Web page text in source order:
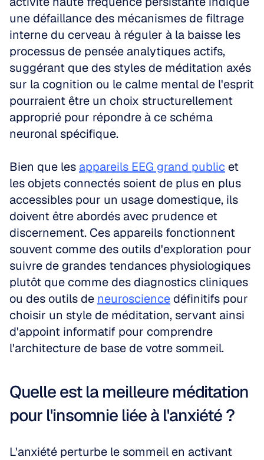
une défaillance des mécanismes de filtrage
interne du cerveau à réguler à la baisse les
processus de pensée analytiques actifs,
suggérant que des styles de méditation axés
sur la cognition ou le calme mental de l'esprit
pourraient être un choix structurellement
approprié pour répondre à ce schéma
neuronal spécifique.
Bien que les appareils EEG grand public et
les objets connectés soient de plus en plus
accessibles pour un usage domestique, ils
doivent être abordés avec prudence et
discernement. Ces appareils fonctionnent
souvent comme des outils d'exploration pour
suivre de grandes tendances physiologiques
plutôt que comme des diagnostics cliniques
ou des outils de neuroscience définitifs pour
choisir un style de méditation, servant ainsi
d'appoint informatif pour comprendre
l'architecture de base de votre sommeil.
Quelle est la meilleure méditation
pour l'insomnie liée à l'anxiété ?
L'anxiété perturbe le sommeil en activant